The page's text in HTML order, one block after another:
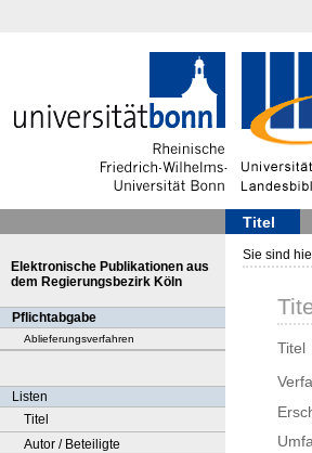
Titel
Elektronische Publikationen aus
dem Regierungsbezirk Köln
Pflichtabgabe
Ablieferungsverfahren
Listen
Titel
Autor / Beteiligte
Sie sind
Titel